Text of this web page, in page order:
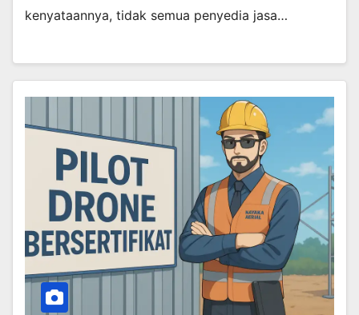
kenyataannya, tidak semua penyedia jasa…